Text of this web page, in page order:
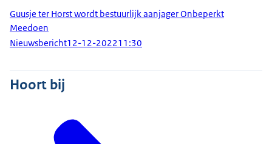
Guusje ter Horst wordt bestuurlijk aanjager Onbeperkt
Meedoen
Nieuwsbericht12-12-202211:30
Hoort bij